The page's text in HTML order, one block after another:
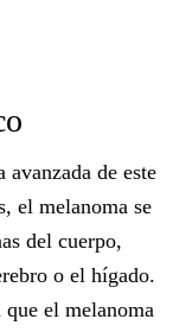
avanzada de este
el melanoma se
del cuerpo,
o el hígado.
el melanoma